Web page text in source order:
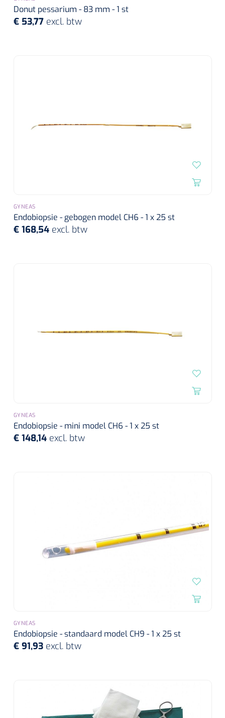
Donut pessarium - 83 mm - 1 st
€ 53,77 excl. btw
GYNEAS
Endobiopsie - gebogen model CH6 - 1 x 25 st
€ 168,54 excl. btw
GYNEAS
Endobiopsie - mini model CH6 - 1 x 25 st
€ 148,14 excl. btw
GYNEAS
Endobiopsie - standaard model CH9 - 1 x 25 st
€ 91,93 excl. btw